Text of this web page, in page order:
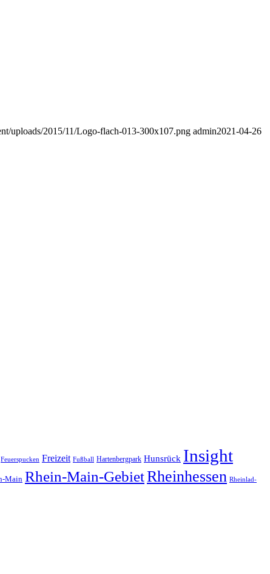
uploads/2015/11/Logo-flach-013-300x107.png admin2021-04-26
Feuerspucken Freizeit Fußball Hartenbergpark Hunsrück Insight
Main Rhein-Main-GebietRheinhessen Rheinlad-